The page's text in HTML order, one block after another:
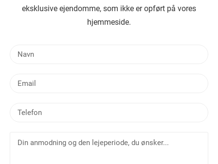
eksklusive ejendomme, som ikke er opført på vores
hjemmeside.
e
i